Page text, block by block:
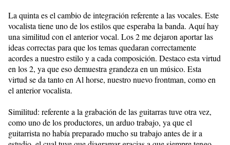
La quinta es el cambio de integración referente a las vocales. Este
vocalista tiene uno de los estilos que esperaba la banda. Aquí hay
una similitud con el anterior vocal. Los 2 me dejaron aportar las
ideas correctas para que los temas quedaran correctamente
acordes a nuestro estilo y a cada composición. Destaco esta virtud
en los 2, ya que eso demuestra grandeza en un músico. Esta
virtud se da tanto en Al horse, nuestro nuevo frontman, como en
el anterior vocalista.
Similitud: referente a la grabación de las guitarras tuve otra vez,
como uno de los productores, un arduo trabajo, ya que el
guitarrista no había preparado mucho su trabajo antes de ir a